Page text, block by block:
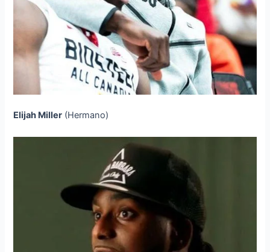
Elijah Miller (Hermano)